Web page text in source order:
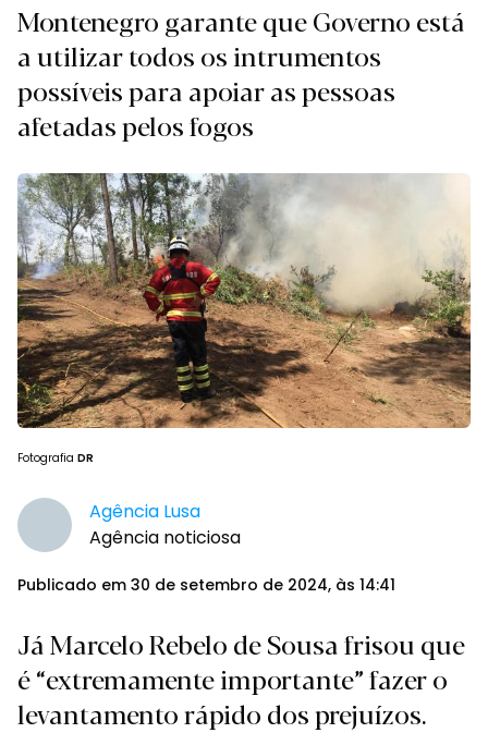
Montenegro garante que Governo está
a utilizar todos os intrumentos
possíveis para apoiar as pessoas
afetadas pelos fogos
Fotografia DR
Agência Lusa
Agência noticiosa
Publicado em 30 de setembro de 2024, às 14:41
Já Marcelo Rebelo de Sousa frisou que
é “extremamente importante” fazer o
levantamento rápido dos prejuízos.